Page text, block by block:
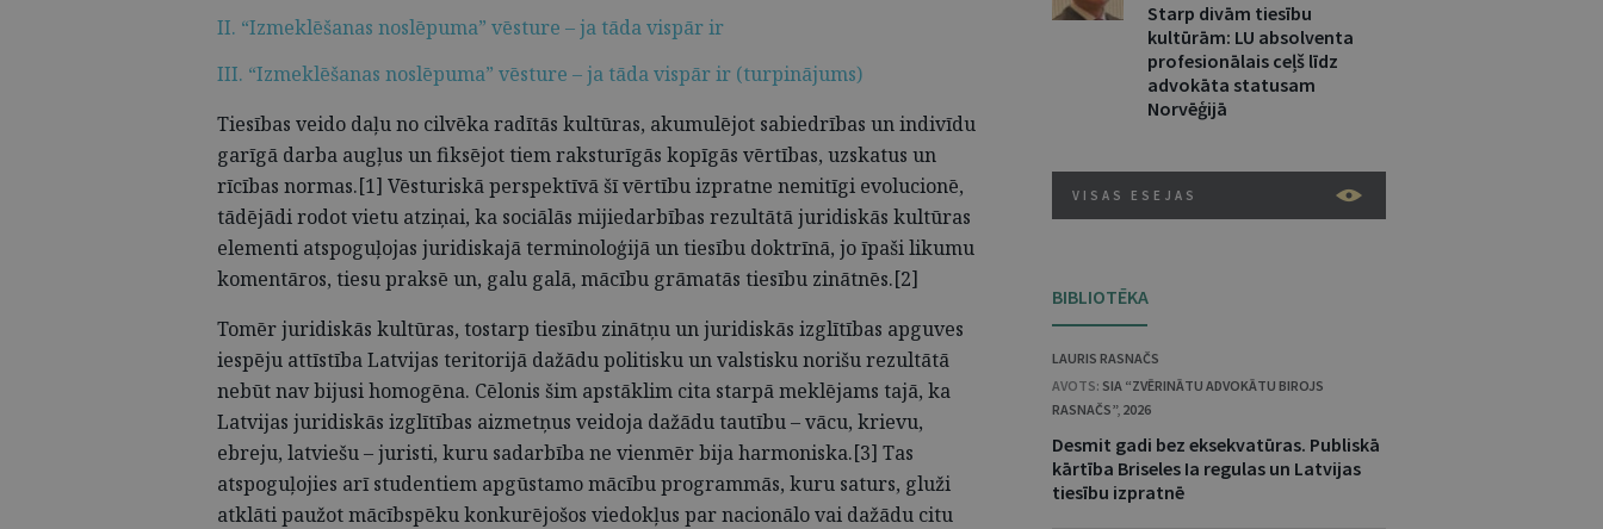
II. “Izmeklēšanas noslēpuma” vēsture – ja tāda vispār ir
III. “Izmeklēšanas noslēpuma” vēsture – ja tāda vispār ir (turpinājums)
Tiesības veido daļu no cilvēka radītās kultūras, akumulējot sabiedrības un indivīdu
garīgā darba augļus un fiksējot tiem raksturīgās kopīgās vērtības, uzskatus un
rīcības normas.[1] Vēsturiskā perspektīvā šī vērtību izpratne nemitīgi evolucionē,
tādējādi rodot vietu atziņai, ka sociālās mijiedarbības rezultātā juridiskās kultūras
elementi atspoguļojas juridiskajā terminoloģijā un tiesību doktrīnā, jo īpaši likumu
komentāros, tiesu praksē un, galu galā, mācību grāmatās tiesību zinātnēs.[2]
Tomēr juridiskās kultūras, tostarp tiesību zinātņu un juridiskās izglītības apguves
iespēju attīstība Latvijas teritorijā dažādu politisku un valstisku norišu rezultātā
nebūt nav bijusi homogēna. Cēlonis šim apstāklim cita starpā meklējams tajā, ka
Latvijas juridiskās izglītības aizmetņus veidoja dažādu tautību – vācu, krievu,
ebreju, latviešu – juristi, kuru sadarbība ne vienmēr bija harmoniska.[3] Tas
atspoguļojies arī studentiem apgūstamo mācību programmās, kuru saturs, gluži
atklāti paužot mācībspēku konkurējošos viedokļus par nacionālo vai dažādu citu
Starp divām tiesību
kultūrām: LU absolventa
profesionālais ceļš līdz
advokāta statusam
Norvēģijā
VISAS ESEJAS
BIBLIOTĒKA
LAURIS RASNAČS
AVOTS: SIA “ZVĒRINĀTU ADVOKĀTU BIROJS
RASNAČS”, 2026
Desmit gadi bez eksekvatūras. Publiskā
kārtība Briseles Ia regulas un Latvijas
tiesību izpratnē